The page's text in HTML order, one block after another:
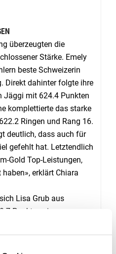
überzeugten die
Stärke. Emely
beste Schweizerin
Direkt dahinter folgte ihre
Jäggi mit 624.4 Punkten
komplettierte das starke
Ringen und Rang 16.
deutlich, dass auch für
gefehlt hat. Letztendlich
Gold Top-Leistungen,
erklärt Chiara
Lisa Grub aus
Punkten einen neuen
und Anna